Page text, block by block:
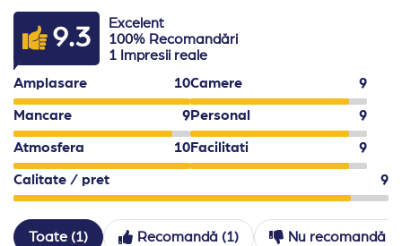
-Check-in la ora 14:00, check-out pana la ora 12:00.
-Sezlongurile nu pot fi rezervate in avans.
-Nu este permisa iesirea din restaurante cu mancare
-Un cod vestimentar adecvat este obligatoriu in
9.3
Excelent
100% Recomandări
1 Impresii reale
Amplasare
10Camere 9
Mancare 9Personal 9
Atmosfera 10Facilitati 9
Calitate / pret 9
Toate (1) Recomandă (1) Nu recomandă